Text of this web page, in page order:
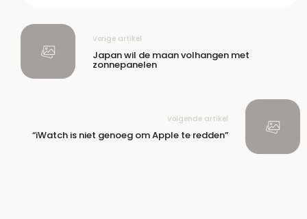
Vorige artikel
Japan wil de maan volhangen met
zonnepanelen
Volgende artikel
“iWatch is niet genoeg om Apple te redden”